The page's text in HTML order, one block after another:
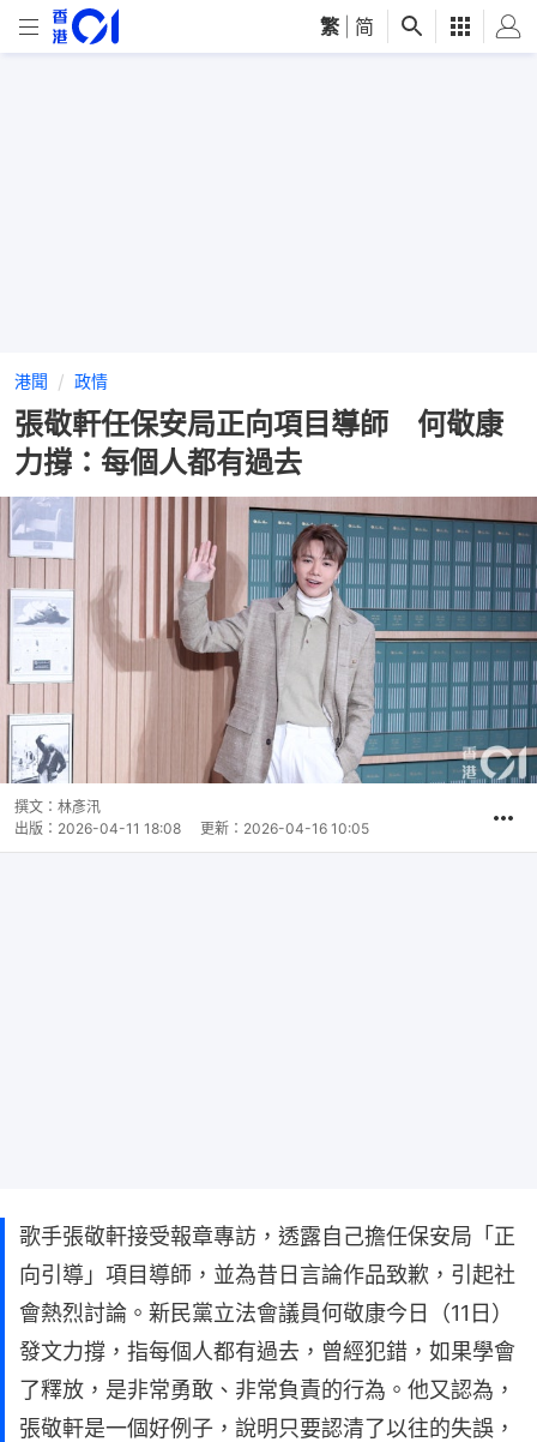
繁 简
港聞 政情
張敬軒任保安局正向項目導師 何敬康
力撐：每個人都有過去
撰文： 林彥汛
出版： 2026-04-11 18:08 更新： 2026-04-16 10:05
歌手張敬軒接受報章專訪，透露自己擔任保安局「正
向引導」項目導師，並為昔日言論作品致歉，引起社
會熱烈討論。新民黨立法會議員何敬康今日（11日）
發文力撐，指每個人都有過去，曾經犯錯，如果學會
了釋放，是非常勇敢、非常負責的行為。他又認為，
張敬軒是一個好例子，說明只要認清了以往的失誤，